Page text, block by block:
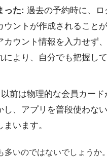
った: 過去の予約時に、
ントが作成されること
ウント情報を入力せず
により、自分でも把握し
以前は物理的な会員カー
、アプリを普段使わな
います。
多いのではないでしょうか